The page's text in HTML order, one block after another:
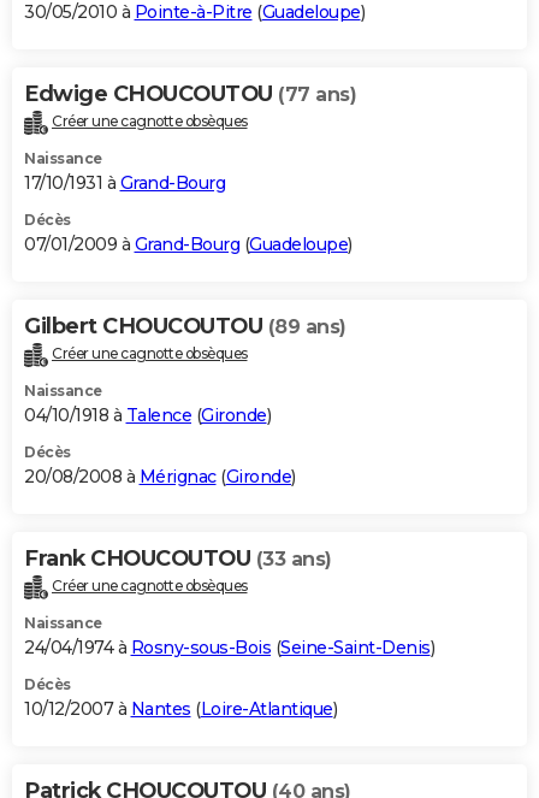
30/05/2010 à Pointe-à-Pitre (Guadeloupe)
Edwige CHOUCOUTOU (77 ans)
Créer une cagnotte obsèques
Naissance
17/10/1931 à Grand-Bourg
Décès
07/01/2009 à Grand-Bourg (Guadeloupe)
Gilbert CHOUCOUTOU (89 ans)
Créer une cagnotte obsèques
Naissance
04/10/1918 à Talence (Gironde)
Décès
20/08/2008 à Mérignac(Gironde)
Frank CHOUCOUTOU (33 ans)
Créer une cagnotte obsèques
Naissance
24/04/1974 à Rosny-sous-Bois (Seine-Saint-Denis)
Décès
10/12/2007 à Nantes (Loire-Atlantique)
Patrick CHOUCOUTOU (40 ans)